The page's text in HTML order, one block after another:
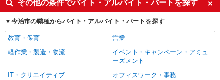
その他の条件でバイト・アルバイト・パートを探す
今治市の職種からバイト・アルバイト・パートを探す
教育・保育
営業
軽作業・製造・物流
イベント・キャンペーン・アミュ
ーズメント
IT・クリエイティブ
オフィスワーク・事務